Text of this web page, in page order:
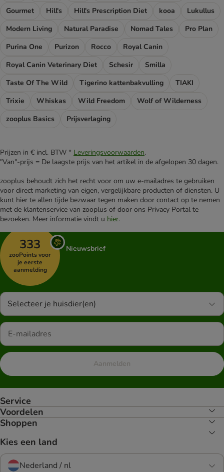
Gourmet
Hill's Hill's Prescription Diet kooa
Lukullus
Modern Living
Natural Paradise Nomad Tales
Pro Plan
Purina One
Purizon Rocco
Royal Canin
Royal Canin Veterinary Diet
Schesir
Smilla
Taste Of The Wild
Tigerino kattenbakvulling
TIAKI
Trixie
Whiskas Wild Freedom
Wolf of Wilderness
zooplus Basics
Prijsverlaging
Prijzen in € incl. BTW * Leveringsvoorwaarden.
"Van"-prijs = De laagste prijs van het artikel in de afgelopen 30 dagen.
zooplus behoudt zich het recht voor om uw e-mailadres te gebruiken
voor direct marketing van eigen, vergelijkbare producten of diensten. U
kunt hier te allen tijde bezwaar tegen maken door contact op te nemen
met de klantenservice van zooplus of door ons Privacy Portal te
bezoeken. Meer informatie vindt u hier.
333
zooPoints voor
je eerste
aanmelding
Nieuwsbrief
Selecteer je huisdier(en)
Aanmelden
Service
Voordelen
Shoppen
Kies een land
Nederland / nl